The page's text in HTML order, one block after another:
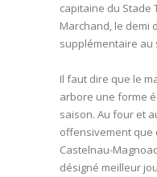
capitaine du Stade
Marchand, le demi
supplémentaire au
Il faut dire que le
arbore une forme
saison. Au four et
offensivement que
Castelnau-
désigné meilleur